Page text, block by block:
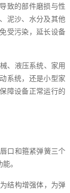
致的部件磨损与性
泥沙、水分及其他
受污染，延长设备
、液压系统、家用
系统，还是小型家
障设备正常运行的
口和箍紧弹簧三个
。
结构增强体，为弹